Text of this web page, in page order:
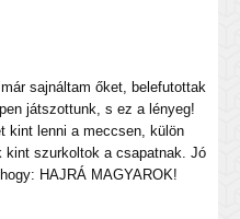
sajnáltam őket, belefutottak
játszottunk, s ez a lényeg!
kint lenni a meccsen, külön
kint szurkoltok a csapatnak. Jó
HAJRÁ MAGYAROK!